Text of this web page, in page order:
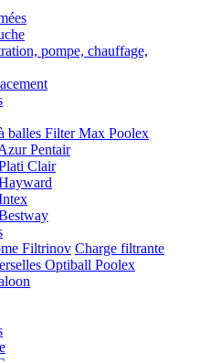
pompe, chauffage,
balles Filter Max Poolex
Pentair
Clair
Filtrinov Charge filtrante
Optiball Poolex